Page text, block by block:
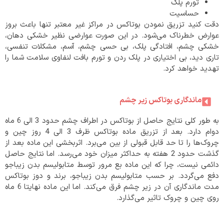
تورم پلک
حساسیت
دقت کنید تزریق نمودن بوتاکس در مراکز غیر معتبر تنها باعث بروز
عوارض خطرناک می‌شود. در این صورت عوارضی نظیر خشکی دهان،
خشکی چشم، افتادگی پلک، بی حسی چشم، آسم، مشکلات تنفسی،
تاری دید، بی اختیاری در پلک ردن و تورم بافت لنفاوی سلامت شما را
تهدید خواهد کرد.
ماندگاری بوتاکس زیر چشم
به طور کلی نتایج حاصل از بوتاکس در اطراف چشم حدود 3 الی 6 ماه
دوام دارد. بعد از تزریق ماده بوتاکس ظرف 3 الی 4 روز چین و
چروک‌ها را تا حد قابل قبولی از بین می‌برد. اثربخشی این ماده بعد از
گذشت حدود 2 هفته به حداکثر میزان خود می‌رسد. اما نتایج حاصل
دائمی نیست، چرا که این ماده بع مرور توسط متابولیسم بدن زیباجو
دفع می‌گردد. بر حسب متابولیسم بدن زیباجو، برند و دوز بوتاکس
مدت ماندگاری آن در زیر چشم فرق می‌کند. اما این ماده نهایتا 6 ماه
روی چین و چروک تاثیر می‌گذارد.